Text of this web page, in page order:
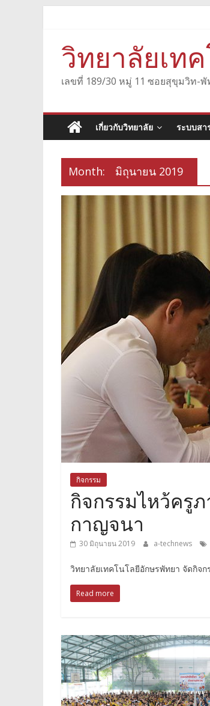
contentวิทยาลัยเท
เลขที่ 189/30 หมู่ 11 ซอยสุขุมวิท-พั
เกี่ยวกับวิทยาลัย ระบบสา
Month: มิถุนายน 2019
กิจกรรม
กิจกรรมไหว้ครู
กาญจนา
30 มิถุนายน 2019 a-technews
วิทยาลัยเทคโนโลยีอักษรพัทยา จัดกิจ
Read more